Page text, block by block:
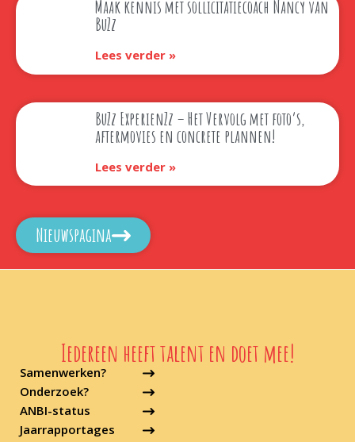
Maak kennis met sollicitatiecoach Nancy van
BuZz
Lees verder »
BuZz ExperienZz – Het Vervolg met foto’s,
aftermovies en concrete plannen!
Lees verder »
Nieuwspagina
Samenwerken?
Onderzoek?
ANBI-status
Jaarrapportages
Iedereen heeft talent en doet mee!